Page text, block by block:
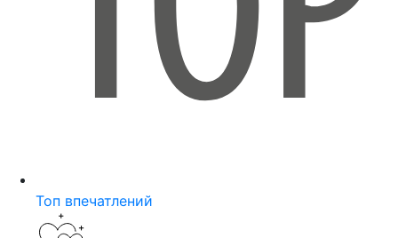
Топ впечатлений